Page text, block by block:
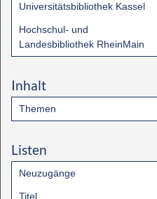
Universitätsbibliothek Kassel
Hochschul- und
Landesbibliothek RheinMain
Inhalt
Themen
Listen
Neuzugänge
Titel